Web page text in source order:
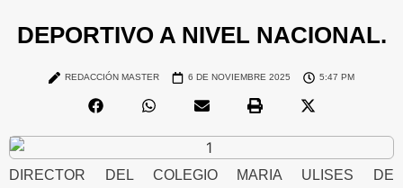
DEPORTIVO A NIVEL NACIONAL.
REDACCIÓN MASTER 6 DE NOVIEMBRE 2025 5:47 PM
DIRECTOR DEL COLEGIO MARIA ULISES DE